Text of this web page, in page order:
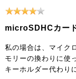
microSDHCカー
私の場合は、マイク
モリーの換わりに使
キーホルダー代わり